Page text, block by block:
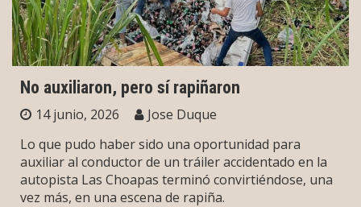
No auxiliaron, pero sí rapiñaron
14 junio, 2026
Jose Duque
Lo que pudo haber sido una oportunidad para
auxiliar al conductor de un tráiler accidentado en la
autopista Las Choapas terminó convirtiéndose, una
vez más, en una escena de rapiña.